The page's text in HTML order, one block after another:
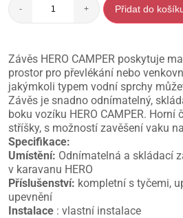
- + Přidat do
Závěs HERO CAMPER poskytuje
prostor pro převlékání nebo
jakýmkoli typem vodní sprchy
Závěs je snadno odnímatelný,
boku vozíku HERO CAMPER. Horní
stříšky, s možností zavěšení vaku
Specifikace:
Umístění: Odnímatelná a skládací
v karavanu HERO
Příslušenství: kompletní s tyčemi,
upevnění
Instalace : vlastní instalace